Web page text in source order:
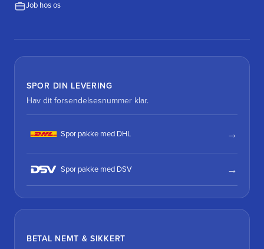
Job hos os
SPOR DIN LEVERING
Hav dit forsendelsesnummer klar.
Spor pakke med DHL
Spor pakke med DSV
BETAL NEMT & SIKKERT